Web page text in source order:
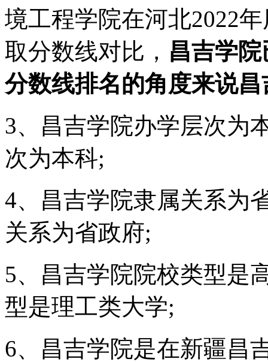
境工程学院在河北2022
取分数线对比， 昌吉学
分数线排名的角度来说
3、昌吉学院办学层次为
次为本科;
4、昌吉学院隶属关系为
关系为省政府;
5、昌吉学院院校类型是
型是理工类大学;
6、昌吉学院是在新疆昌